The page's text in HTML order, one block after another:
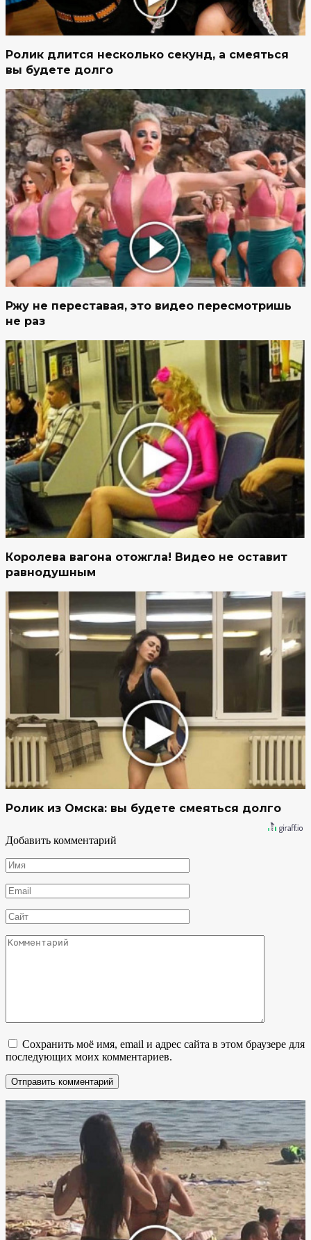
Ролик длится несколько секунд, а смеяться
вы будете долго
Ржу не переставая, это видео пересмотришь
не раз
Королева вагона отожгла! Видео не оставит
равнодушным
Ролик из Омска: вы будете смеяться долго
Добавить комментарий
Имя
*
Email
*
Сайт
Комментарий
Сохранить моё имя, email и адрес сайта в этом браузере для
последующих моих комментариев.